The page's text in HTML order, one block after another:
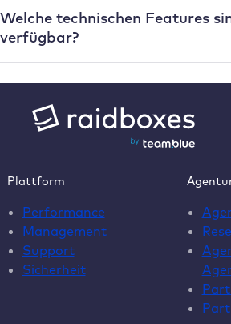
Welche technischen Features
verfügbar?
Plattform
Performance
Management
Support
Sicherheit